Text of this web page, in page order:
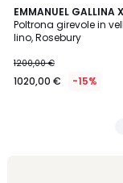
EMMANUEL GALLINA
Poltrona girevole in
lino, Rosebury
1200,00 €
1020,00 € -15%
5
Colori